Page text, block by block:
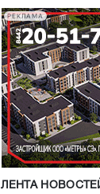
РЕКЛАМА
ЛЕНТА